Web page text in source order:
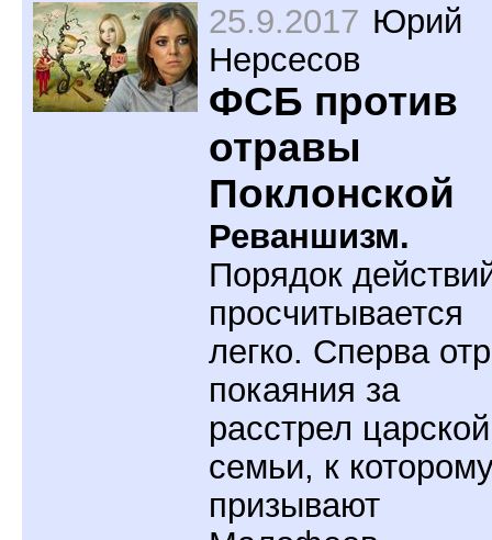
25.9.2017 Юрий
Нерсесов
ФСБ против
отравы
Поклонской
Реваншизм.
Порядок
просчитывается
легко. Сперва
покаяния за
расстрел царской
семьи, к
призывают